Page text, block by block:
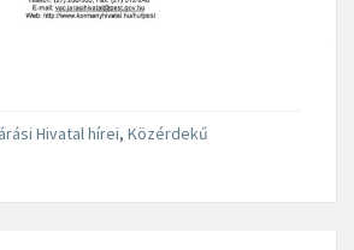
Hivatal hírei, Közérdekű